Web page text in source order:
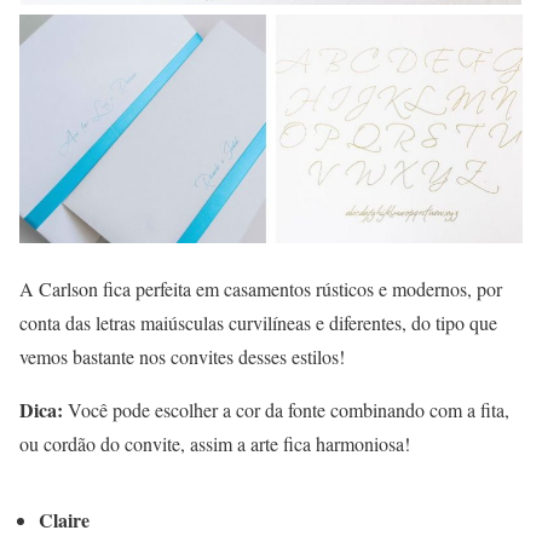
A Carlson fica perfeita em casamentos rústicos e modernos, por
conta das letras maiúsculas curvilíneas e diferentes, do tipo que
vemos bastante nos convites desses estilos!
Dica: Você pode escolher a cor da fonte combinando com a fita,
ou cordão do convite, assim a arte fica harmoniosa!
Claire